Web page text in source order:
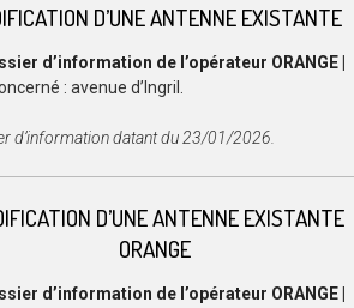
D’UNE ANTENNE EXISTANTE
d’information de l’opérateur ORANGE
: avenue d’Ingril.
d’information datant du 23/01/2026.
D’UNE ANTENNE EXISTANTE
ORANGE
d’information de l’opérateur ORANGE